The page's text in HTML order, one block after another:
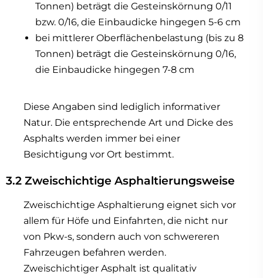
Tonnen) beträgt die Gesteinskörnung 0/11
bzw. 0/16, die Einbaudicke hingegen 5-6 cm
bei mittlerer Oberflächenbelastung (bis zu 8
Tonnen) beträgt die Gesteinskörnung 0/16,
die Einbaudicke hingegen 7-8 cm
Diese Angaben sind lediglich informativer
Natur. Die entsprechende Art und Dicke des
Asphalts werden immer bei einer
Besichtigung vor Ort bestimmt.
3.2 Zweischichtige Asphaltierungsweise
Zweischichtige Asphaltierung eignet sich vor
allem für Höfe und Einfahrten, die nicht nur
von Pkw-s, sondern auch von schwereren
Fahrzeugen befahren werden.
Zweischichtiger Asphalt ist qualitativ